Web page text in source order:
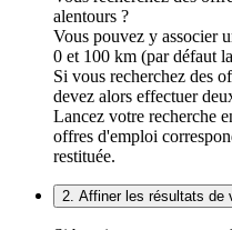
alentours ?
Vous pouvez y associer
0 et 100 km (par défaut
Si vous recherchez des
devez alors effectuer
Lancez votre recherche
offres d'emploi
restituée.
2. Affiner les résultats de